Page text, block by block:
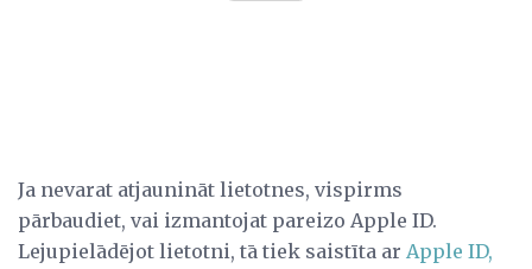
Ja nevarat atjaunināt lietotnes, vispirms
pārbaudiet, vai izmantojat pareizo Apple ID.
Lejupielādējot lietotni, tā tiek saistīta ar Apple ID,